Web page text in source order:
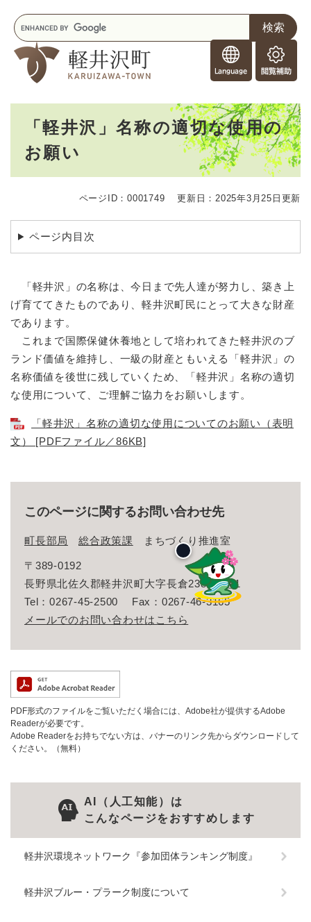
o
r
e
i
g
n
s
閲
覧
助
キ
ー
ワ
「軽井沢」名称の適切な使用の
お願い
ページID：0001749 更新日：2025年3月25日更新
ページ内目次
「軽井沢」の名称は、今日まで先人達が努力し、築き上
げ育ててきたものであり、軽井沢町民にとって大きな財産
であります。
これまで国際保健休養地として培われてきた軽井沢のブ
ランド価値を維持し、一級の財産ともいえる「軽井沢」の
名称価値を後世に残していくため、「軽井沢」名称の適切
な使用について、ご理解ご協力をお願いします。
「軽井沢」名称の適切な使用についてのお願い（表明
文） [PDFファイル／86KB]
このページに関するお問い合わせ先
町長部局 総合政策課 まちづくり推進室
〒389-0192
長野県北佐久郡軽井沢町大字長倉2381番地1
Tel：0267-45-2500
Fax：0267-46-3165
メールでのお問い合わせはこちら
PDF形式のファイルをご覧いただく場合には、Adobe社が提供するAdobe
Readerが必要です。
Adobe Readerをお持ちでない方は、バナーのリンク先からダウンロードして
ください。（無料）
AI（人工知能）は
こんなページをおすすめします
軽井沢環境ネットワーク『参加団体ランキング制度』
軽井沢ブルー・プラーク制度について